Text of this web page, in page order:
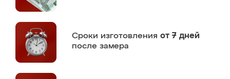
Сроки изготовления от 7 дней
после замера